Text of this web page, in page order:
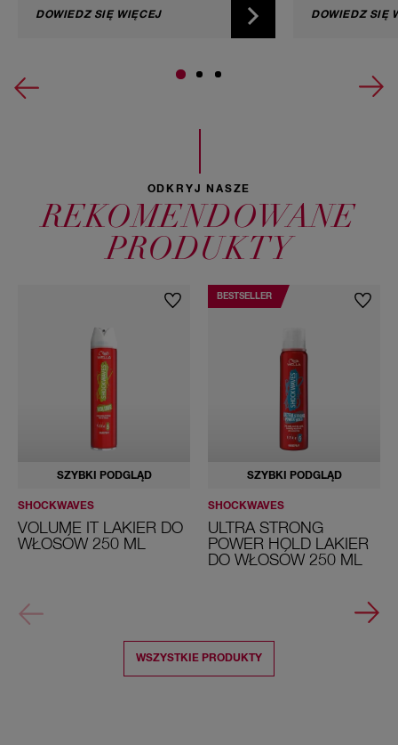
DOWIEDZ SIĘ WIĘCEJ
zgodnie z
jak
DOWIEDZ SIĘ
ODKRYJ NASZE
REKOMENDOWANE
PRODUKTY
SZYBKI PODGLĄD
SHOCKWAVES
VOLUME IT LAKIER DO
WŁOSÓW 250 ML
BESTSELLER
SZYBKI PODGLĄD
SHOCKWAVES
ULTRA STRONG
POWER HOLD LAKIER
DO WŁOSÓW 250 ML
WSZYSTKIE PRODUKTY